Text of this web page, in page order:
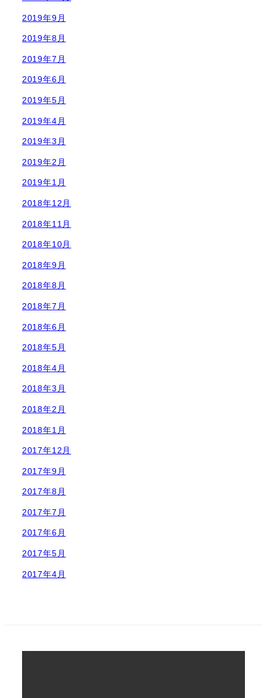
2019年9月
2019年8月
2019年7月
2019年6月
2019年5月
2019年4月
2019年3月
2019年2月
2019年1月
2018年12月
2018年11月
2018年10月
2018年9月
2018年8月
2018年7月
2018年6月
2018年5月
2018年4月
2018年3月
2018年2月
2018年1月
2017年12月
2017年9月
2017年8月
2017年7月
2017年6月
2017年5月
2017年4月